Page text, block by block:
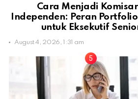
Cara Menjadi
Independen: Peran
untuk Eksekutif
August 4, 2026, 1:31 am